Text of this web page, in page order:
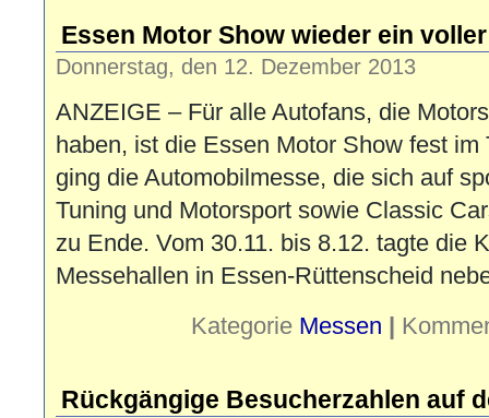
Essen Motor Show wieder ein
Donnerstag, den 12. Dezember 2013
ANZEIGE – Für alle Autofans, die
haben, ist die Essen Motor Show fest im
ging die Automobilmesse, die sich auf
Tuning und Motorsport sowie Classic
zu Ende. Vom 30.11. bis 8.12. tagte die
Messehallen in Essen-Rüttenscheid
Kategorie Messen |
Rückgängige Besucherzahlen auf